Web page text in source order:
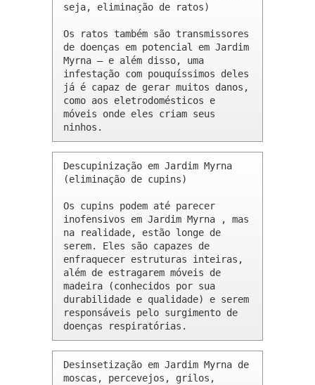
seja, eliminação de ratos)
Os ratos também são transmissores
de doenças em potencial em Jardim
Myrna – e além disso, uma
infestação com pouquíssimos deles
já é capaz de gerar muitos danos,
como aos eletrodomésticos e
móveis onde eles criam seus
ninhos.
Descupinização em Jardim Myrna
(eliminação de cupins)
Os cupins podem até parecer
inofensivos em Jardim Myrna , mas
na realidade, estão longe de
serem. Eles são capazes de
enfraquecer estruturas inteiras,
além de estragarem móveis de
madeira (conhecidos por sua
durabilidade e qualidade) e serem
responsáveis pelo surgimento de
doenças respiratórias.
Desinsetização em Jardim Myrna de
moscas, percevejos, grilos,